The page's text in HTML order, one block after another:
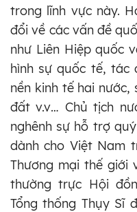
trong lĩnh vực này.
đổi về các vấn đề
như Liên Hiệp quốc
hình sự quốc tế, tác
nền kinh tế hai
đất v.v… Chủ tịch
nghênh sự hỗ trợ
dành cho Việt Nam
Thương mại thế giới
thường trực Hội
Tổng thống Thụy Sĩ